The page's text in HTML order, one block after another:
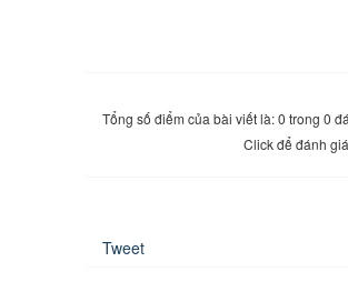
Tổng số điểm của bài viết là: 0 trong 0
Click để đánh
Tweet